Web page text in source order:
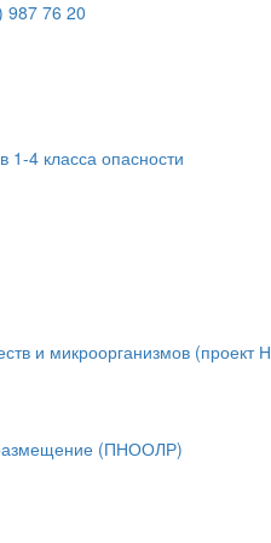
987 76 20
1-4 класса опасности
и микроорганизмов (проект
размещение (ПНООЛР)